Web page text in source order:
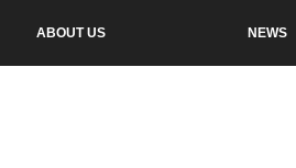
ABOUT US NEWS